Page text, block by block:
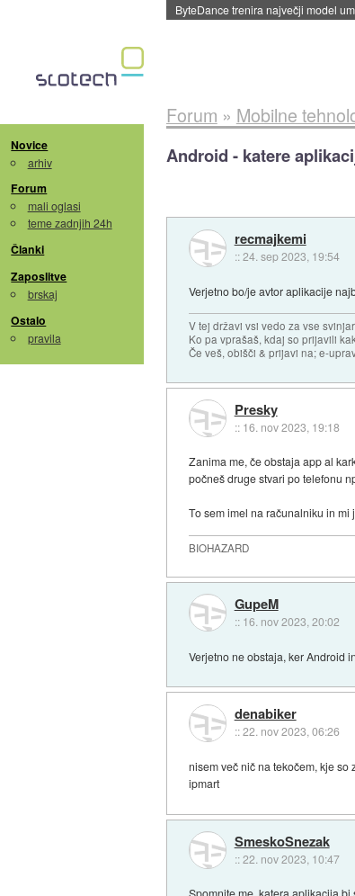
ByteDance trenira največji model
Novice
arhiv
Forum
mali oglasi
teme zadnjih 24h
Članki
Zaposlitve
brskaj
Ostalo
pravila
Forum » Mobilne
Android - katere
recmajkemi
::24. sep 2023, 19:54
Verjetno bo/je avtor aplikacije
V tej državi vsi vedo za vse
Ko pa vprašaš, kdaj so prijavili
Če veš, obišči & prijavi na; e-
Presky
:: 16. nov 2023, 19:18
Zanima me, če obstaja app al
počneš druge stvari po telefonu
To sem imel na računalniku in
BIOHAZARD
GupeM
:: 16. nov 2023, 20:02
Verjetno ne obstaja, ker Android
denabiker
::22. nov 2023, 06:26
nisem več nič na tekočem, kje
ipmart
SmeskoSnezak
::22. nov 2023, 10:47